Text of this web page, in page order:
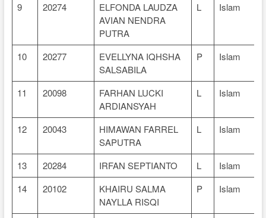
9
20274
ELFONDA LAUDZA
AVIAN NENDRA
PUTRA
L Islam
10 20277
EVELLYNA IQHSHA
SALSABILA
P Islam
11 20098
FARHAN LUCKI
ARDIANSYAH
L Islam
12 20043
HIMAWAN FARREL
SAPUTRA
L Islam
13 20284 IRFAN SEPTIANTO L
Islam
14
20102
KHAIRU SALMA
NAYLLA RISQI
P Islam